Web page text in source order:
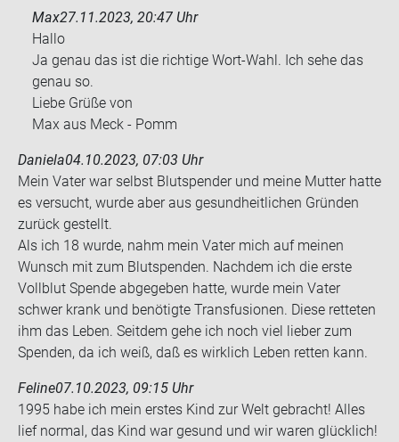
Max27.11.2023, 20:47 Uhr
Hallo
Ja genau das ist die rich­ti­ge Wort-​Wahl. Ich sehe das
genau so.
Liebe Grüße von
Max aus Meck - Pomm
Daniela04.10.2023, 07:03 Uhr
Mein Vater war selbst Blut­spen­der und meine Mut­ter hatte
es ver­sucht, wurde aber aus ge­sund­heit­li­chen Grün­den
zu­rück ge­stellt.
Als ich 18 wurde, nahm mein Vater mich auf mei­nen
Wunsch mit zum Blut­spen­den. Nach­dem ich die erste
Voll­blut Spen­de ab­ge­ge­ben hatte, wurde mein Vater
schwer krank und be­nö­tig­te Trans­fu­sio­nen. Diese ret­te­ten
ihm das Leben. Seit­dem gehe ich noch viel lie­ber zum
Spen­den, da ich weiß, daß es wirk­lich Leben ret­ten kann.
Feline07.10.2023, 09:15 Uhr
1995 habe ich mein ers­tes Kind zur Welt ge­bracht! Alles
lief nor­mal, das Kind war ge­sund und wir waren glück­lich!